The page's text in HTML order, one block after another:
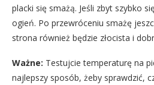
placki się smażą. Jeśli zbyt szybko
ogień. Po przewróceniu smażę
strona również będzie złocista i
Ważne: Testujcie temperaturę na
najlepszy sposób, żeby sprawdzić,